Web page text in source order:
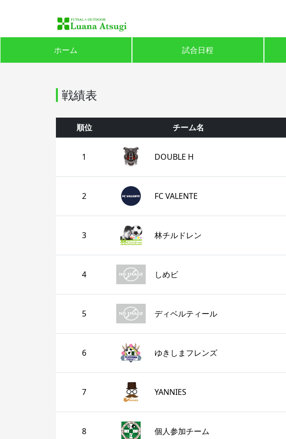
ホーム 試合日程
戦績表
順位 チーム名
1 DOUBLE H
2 FC VALENTE
3 林チルドレン
4 しめビ
5 ディベルティール
6 ゆきしまフレンズ
7 YANNIES
8 個人参加チーム